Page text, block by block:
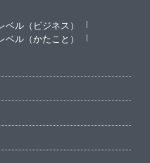
ベル（ビジネス）
ベル（かたこと）